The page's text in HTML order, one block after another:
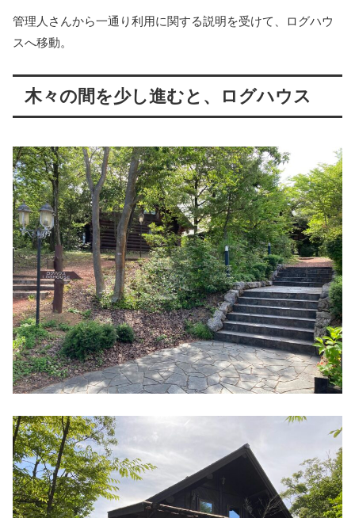
管理人さんから一通り利用に関する説明を受けて、ログハウ
スへ移動。
木々の間を少し進むと、ログハウス